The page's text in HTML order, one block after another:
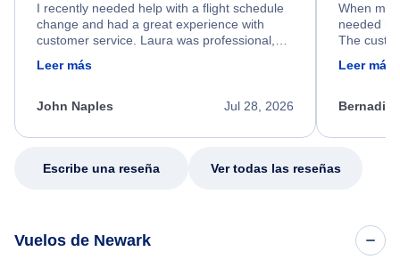
I recently needed help with a flight schedule
change and had a great experience with
customer service. Laura was professional,
process. She quickly found a solution and
appreciate her excellent service.
Leer más
Jul 28, 2026
John Naples
When my
needed
The
my issue.
Leer más
Escribe una reseña Ver todas las reseñas
Vuelos de Newark